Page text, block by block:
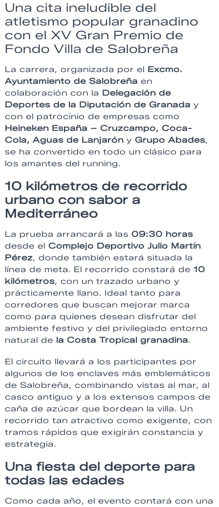
Una cita ineludible del
atletismo popular granadino
con el XV Gran Premio de
Fondo Villa de Salobreña
La carrera, organizada por el Excmo.
Ayuntamiento de Salobreña en
colaboración con la Delegación de
Deportes de la Diputación de Granada y
con el patrocinio de empresas como
Heineken España – Cruzcampo, Coca-
Cola, Aguas de Lanjarón y Grupo Abades,
se ha convertido en todo un clásico para
los amantes del running.
10 kilómetros de recorrido
urbano con sabor a
Mediterráneo
La prueba arrancará a las 09:30 horas
desde el Complejo Deportivo Julio Martín
Pérez, donde también estará situada la
línea de meta. El recorrido constará de 10
kilómetros, con un trazado urbano y
prácticamente llano. Ideal tanto para
corredores que buscan mejorar marca
como para quienes desean disfrutar del
ambiente festivo y del privilegiado entorno
natural de la Costa Tropical granadina.
El circuito llevará a los participantes por
algunos de los enclaves más emblemáticos
de Salobreña, combinando vistas al mar, al
casco antiguo y a los extensos campos de
caña de azúcar que bordean la villa. Un
recorrido tan atractivo como exigente, con
tramos rápidos que exigirán constancia y
estrategia.
Una fiesta del deporte para
todas las edades
Como cada año, el evento contará con una